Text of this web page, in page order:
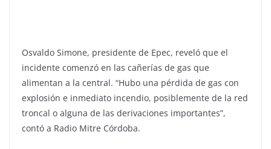
Osvaldo Simone, presidente de Epec, reveló que el
incidente comenzó en las cañerías de gas que
alimentan a la central. “Hubo una pérdida de gas con
explosión e inmediato incendio, posiblemente de la red
troncal o alguna de las derivaciones importantes”,
contó a Radio Mitre Córdoba.